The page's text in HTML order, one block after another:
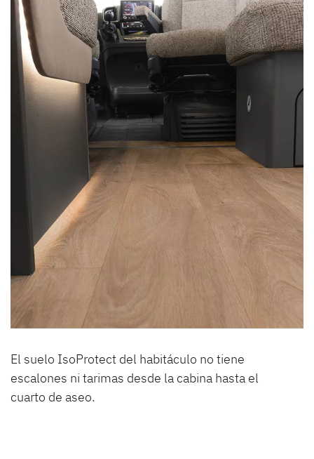
El suelo IsoProtect del habitáculo no tiene
escalones ni tarimas desde la cabina hasta el
cuarto de aseo.